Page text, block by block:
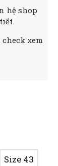
hệ shop
xem
Size 43